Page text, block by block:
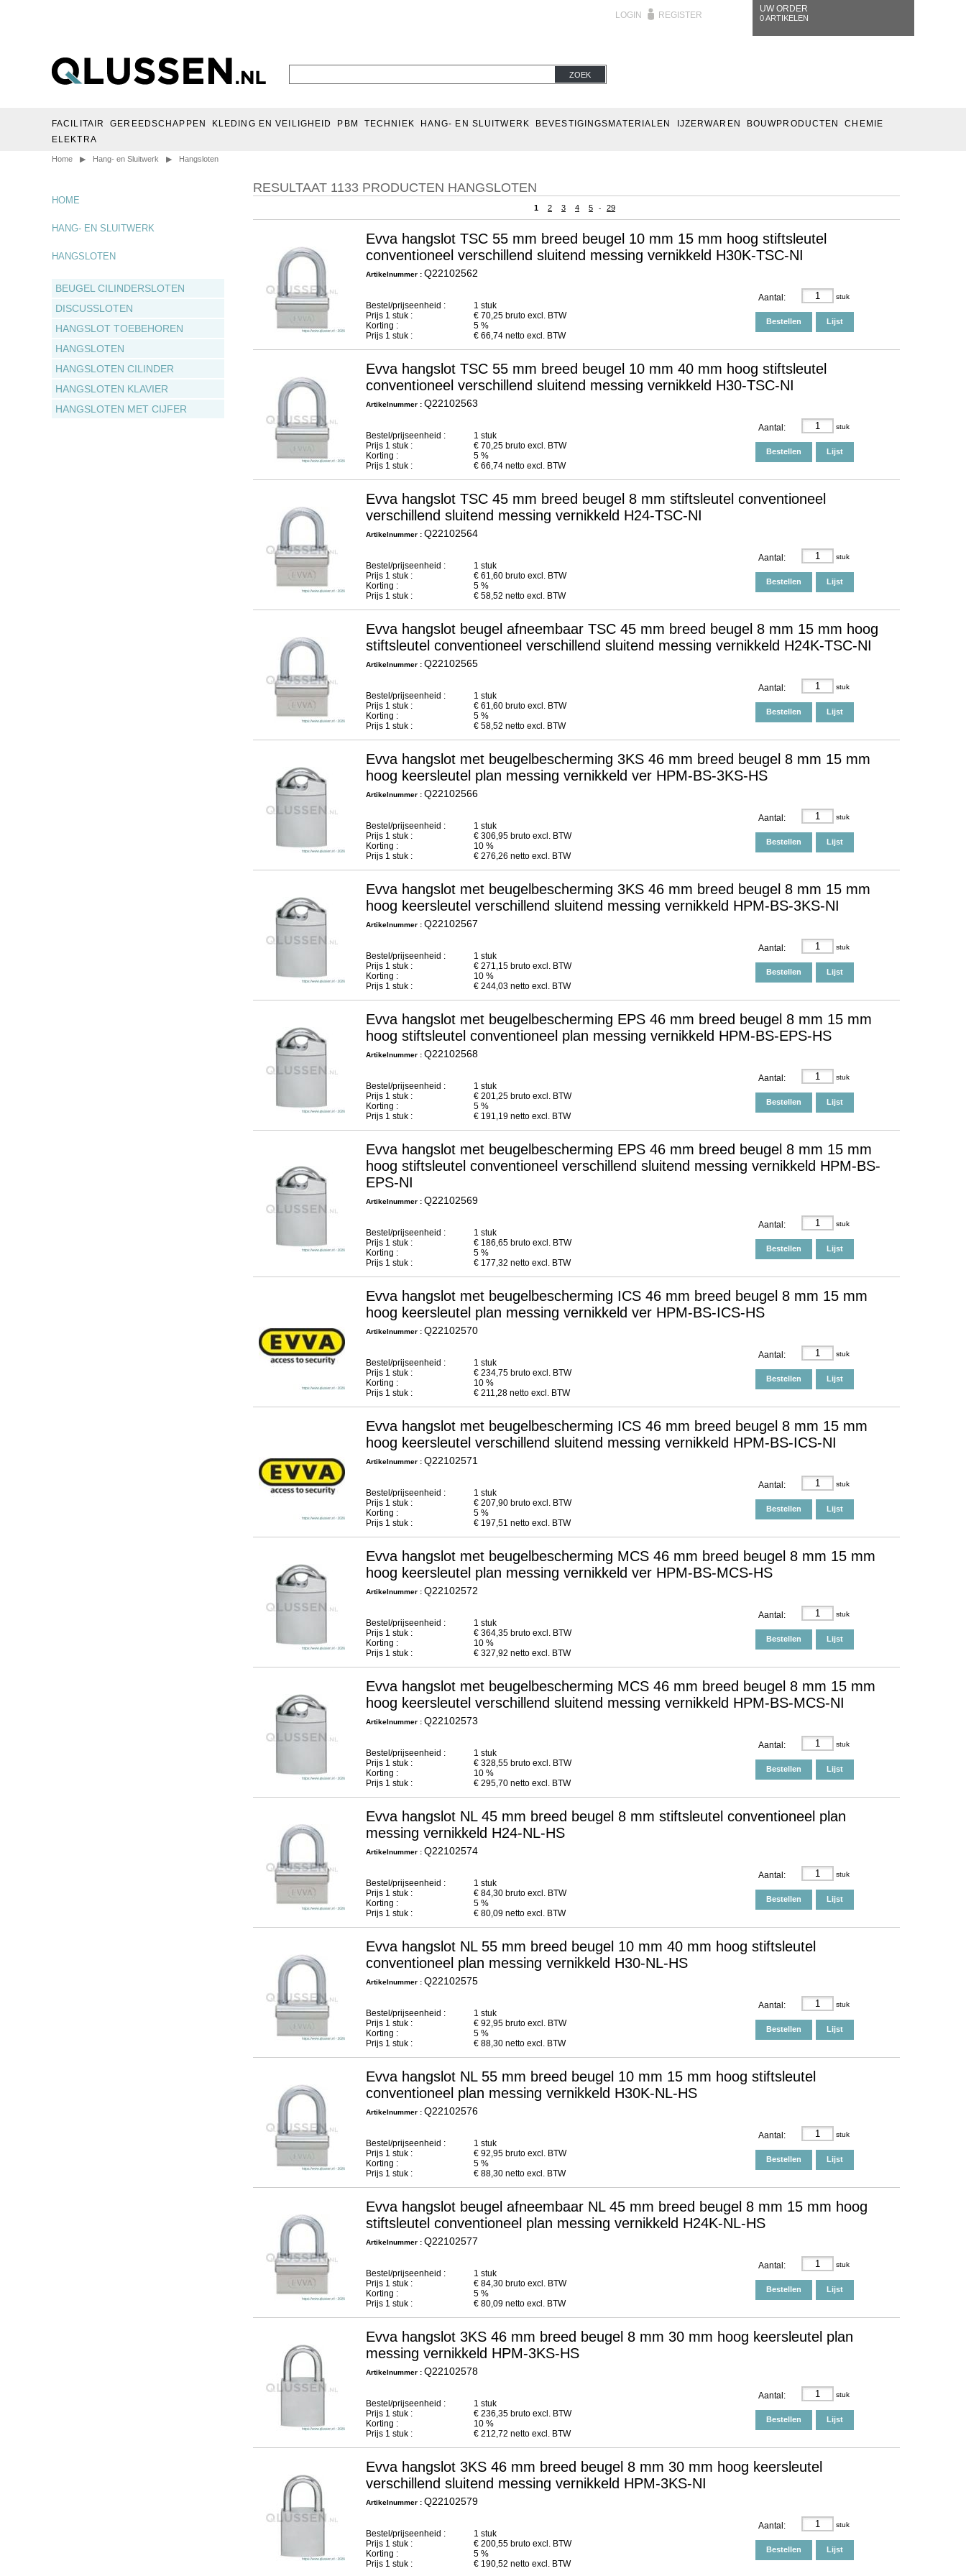
UW ORDER
0 ARTIKELEN
ZOEK
LOGIN REGISTER
FACILITAIR GEREEDSCHAPPEN KLEDING EN VEILIGHEID PBM TECHNIEK HANG- EN SLUITWERK BEVESTIGINGSMATERIALEN IJZERWAREN BOUWPRODUCTEN
CHEMIE
ELEKTRA
Home ▶ Hang- en Sluitwerk ▶ Hangsloten
HOME
HANG- EN SLUITWERK
HANGSLOTEN
BEUGEL CILINDERSLOTEN
DISCUSSLOTEN
HANGSLOT TOEBEHOREN
HANGSLOTEN
HANGSLOTEN CILINDER
HANGSLOTEN KLAVIER
HANGSLOTEN MET CIJFER
RESULTAAT 1133 PRODUCTEN HANGSLOTEN
1 2 3 4 5 - 29
Evva hangslot TSC 55 mm breed beugel 10 mm 15 mm hoog stiftsleutel
conventioneel verschillend sluitend messing vernikkeld H30K-TSC-NI
Artikelnummer : Q22102562
Bestel/prijseenheid :
1 stuk
Prijs 1 stuk : € 70,25 bruto excl. BTW
Korting :
5 %
Prijs 1 stuk : € 66,74 netto excl. BTW
Aantal: stuk
Bestellen Lijst
Evva hangslot TSC 55 mm breed beugel 10 mm 40 mm hoog stiftsleutel
conventioneel verschillend sluitend messing vernikkeld H30-TSC-NI
Artikelnummer : Q22102563
Bestel/prijseenheid :
1 stuk
Prijs 1 stuk : € 70,25 bruto excl. BTW
Korting :
5 %
Prijs 1 stuk : € 66,74 netto excl. BTW
Aantal: stuk
Bestellen Lijst
Evva hangslot TSC 45 mm breed beugel 8 mm stiftsleutel conventioneel
verschillend sluitend messing vernikkeld H24-TSC-NI
Artikelnummer : Q22102564
Bestel/prijseenheid :
1 stuk
Prijs 1 stuk : € 61,60 bruto excl. BTW
Korting :
5 %
Prijs 1 stuk : € 58,52 netto excl. BTW
Aantal: stuk
Bestellen Lijst
Evva hangslot beugel afneembaar TSC 45 mm breed beugel 8 mm 15 mm hoog
stiftsleutel conventioneel verschillend sluitend messing vernikkeld H24K-TSC-NI
Artikelnummer : Q22102565
Bestel/prijseenheid :
1 stuk
Prijs 1 stuk : € 61,60 bruto excl. BTW
Korting :
5 %
Prijs 1 stuk : € 58,52 netto excl. BTW
Aantal: stuk
Bestellen Lijst
Evva hangslot met beugelbescherming 3KS 46 mm breed beugel 8 mm 15 mm
hoog keersleutel plan messing vernikkeld ver HPM-BS-3KS-HS
Artikelnummer : Q22102566
Bestel/prijseenheid :
1 stuk
Prijs 1 stuk : € 306,95 bruto excl. BTW
Korting :
10 %
Prijs 1 stuk : € 276,26 netto excl. BTW
Aantal: stuk
Bestellen Lijst
Evva hangslot met beugelbescherming 3KS 46 mm breed beugel 8 mm 15 mm
hoog keersleutel verschillend sluitend messing vernikkeld HPM-BS-3KS-NI
Artikelnummer : Q22102567
Bestel/prijseenheid :
1 stuk
Prijs 1 stuk : € 271,15 bruto excl. BTW
Korting :
10 %
Prijs 1 stuk : € 244,03 netto excl. BTW
Aantal: stuk
Bestellen Lijst
Evva hangslot met beugelbescherming EPS 46 mm breed beugel 8 mm 15 mm
hoog stiftsleutel conventioneel plan messing vernikkeld HPM-BS-EPS-HS
Artikelnummer : Q22102568
Bestel/prijseenheid :
1 stuk
Prijs 1 stuk : € 201,25 bruto excl. BTW
Korting :
5 %
Prijs 1 stuk : € 191,19 netto excl. BTW
Aantal: stuk
Bestellen Lijst
Evva hangslot met beugelbescherming EPS 46 mm breed beugel 8 mm 15 mm
hoog stiftsleutel conventioneel verschillend sluitend messing vernikkeld HPM-BS-
EPS-NI
Artikelnummer : Q22102569
Bestel/prijseenheid :
1 stuk
Prijs 1 stuk : € 186,65 bruto excl. BTW
Korting :
5 %
Prijs 1 stuk : € 177,32 netto excl. BTW
Aantal: stuk
Bestellen Lijst
Evva hangslot met beugelbescherming ICS 46 mm breed beugel 8 mm 15 mm
hoog keersleutel plan messing vernikkeld ver HPM-BS-ICS-HS
Artikelnummer : Q22102570
Bestel/prijseenheid :
1 stuk
Prijs 1 stuk : € 234,75 bruto excl. BTW
Korting :
10 %
Prijs 1 stuk : € 211,28 netto excl. BTW
Aantal: stuk
Bestellen Lijst
Evva hangslot met beugelbescherming ICS 46 mm breed beugel 8 mm 15 mm
hoog keersleutel verschillend sluitend messing vernikkeld HPM-BS-ICS-NI
Artikelnummer : Q22102571
Bestel/prijseenheid :
1 stuk
Prijs 1 stuk : € 207,90 bruto excl. BTW
Korting :
5 %
Prijs 1 stuk : € 197,51 netto excl. BTW
Aantal: stuk
Bestellen Lijst
Evva hangslot met beugelbescherming MCS 46 mm breed beugel 8 mm 15 mm
hoog keersleutel plan messing vernikkeld ver HPM-BS-MCS-HS
Artikelnummer : Q22102572
Bestel/prijseenheid :
1 stuk
Prijs 1 stuk : € 364,35 bruto excl. BTW
Korting :
10 %
Prijs 1 stuk : € 327,92 netto excl. BTW
Aantal: stuk
Bestellen Lijst
Evva hangslot met beugelbescherming MCS 46 mm breed beugel 8 mm 15 mm
hoog keersleutel verschillend sluitend messing vernikkeld HPM-BS-MCS-NI
Artikelnummer : Q22102573
Bestel/prijseenheid :
1 stuk
Prijs 1 stuk : € 328,55 bruto excl. BTW
Korting :
10 %
Prijs 1 stuk : € 295,70 netto excl. BTW
Aantal: stuk
Bestellen Lijst
Evva hangslot NL 45 mm breed beugel 8 mm stiftsleutel conventioneel plan
messing vernikkeld H24-NL-HS
Artikelnummer : Q22102574
Bestel/prijseenheid :
1 stuk
Prijs 1 stuk : € 84,30 bruto excl. BTW
Korting :
5 %
Prijs 1 stuk : € 80,09 netto excl. BTW
Aantal: stuk
Bestellen Lijst
Evva hangslot NL 55 mm breed beugel 10 mm 40 mm hoog stiftsleutel
conventioneel plan messing vernikkeld H30-NL-HS
Artikelnummer : Q22102575
Bestel/prijseenheid :
1 stuk
Prijs 1 stuk : € 92,95 bruto excl. BTW
Korting :
5 %
Prijs 1 stuk : € 88,30 netto excl. BTW
Aantal: stuk
Bestellen Lijst
Evva hangslot NL 55 mm breed beugel 10 mm 15 mm hoog stiftsleutel
conventioneel plan messing vernikkeld H30K-NL-HS
Artikelnummer : Q22102576
Bestel/prijseenheid :
1 stuk
Prijs 1 stuk : € 92,95 bruto excl. BTW
Korting :
5 %
Prijs 1 stuk : € 88,30 netto excl. BTW
Aantal: stuk
Bestellen Lijst
Evva hangslot beugel afneembaar NL 45 mm breed beugel 8 mm 15 mm hoog
stiftsleutel conventioneel plan messing vernikkeld H24K-NL-HS
Artikelnummer : Q22102577
Bestel/prijseenheid :
1 stuk
Prijs 1 stuk : € 84,30 bruto excl. BTW
Korting :
5 %
Prijs 1 stuk : € 80,09 netto excl. BTW
Aantal: stuk
Bestellen Lijst
Evva hangslot 3KS 46 mm breed beugel 8 mm 30 mm hoog keersleutel plan
messing vernikkeld HPM-3KS-HS
Artikelnummer : Q22102578
Bestel/prijseenheid :
1 stuk
Prijs 1 stuk : € 236,35 bruto excl. BTW
Korting :
10 %
Prijs 1 stuk : € 212,72 netto excl. BTW
Aantal: stuk
Bestellen Lijst
Evva hangslot 3KS 46 mm breed beugel 8 mm 30 mm hoog keersleutel
verschillend sluitend messing vernikkeld HPM-3KS-NI
Artikelnummer : Q22102579
Bestel/prijseenheid :
1 stuk
Prijs 1 stuk : € 200,55 bruto excl. BTW
Korting :
5 %
Prijs 1 stuk : € 190,52 netto excl. BTW
Aantal: stuk
Bestellen Lijst